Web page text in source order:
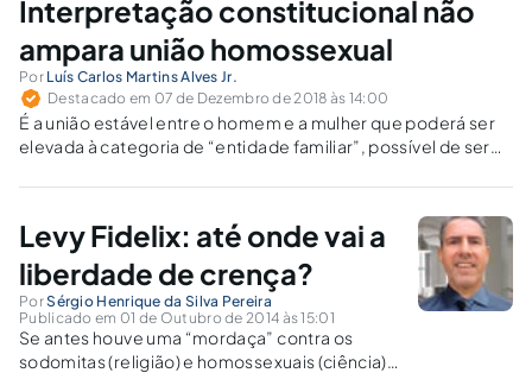
Interpretação constitucional não
ampara união homossexual
Por Luís Carlos Martins Alves Jr.
Destacado em 07 de Dezembro de 2018 às 14:00
É a união estável entre o homem e a mulher que poderá ser
elevada à categoria de “entidade familiar”, possível de ser
Levy Fidelix: até onde vai a
liberdade de crença?
PorSérgio Henrique da Silva Pereira
Publicado em 01 de Outubro de 2014 às 15:01
Se antes houve uma “mordaça” contra os
sodomitas (religião) e homossexuais (ciência)